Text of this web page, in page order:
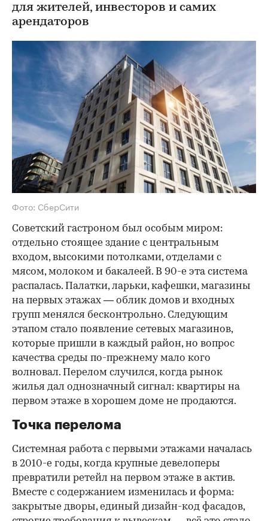
для жителей, инвесторов и самих
арендаторов
Фото: СберСити
Советский гастроном был особым миром:
отдельно стоящее здание с центральным
входом, высокими потолками, отделами с
мясом, молоком и бакалеей. В 90-е эта система
распалась. Палатки, ларьки, кафешки, магазины
на первых этажах — облик домов и входных
групп менялся бесконтрольно. Следующим
этапом стало появление сетевых магазинов,
которые пришли в каждый район, но вопрос
качества среды по-прежнему мало кого
волновал. Перелом случился, когда рынок
жилья дал однозначный сигнал: квартиры на
первом этаже в хорошем доме не продаются.
Точка перелома
Системная работа с первыми этажами началась
в 2010-е годы, когда крупные девелоперы
превратили ретейл на первом этаже в актив.
Вместе с содержанием изменилась и форма:
закрытые дворы, единый дизайн-код фасадов,